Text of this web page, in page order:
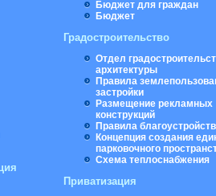
Бюджет для граждан
Бюджет
Градостроительство
Отдел
архитектуры
Правила
застройки
Размещение рекламных
конструкций
Правила
Концепция создания
парковочного
Схема теплоснабжения
Приватизация